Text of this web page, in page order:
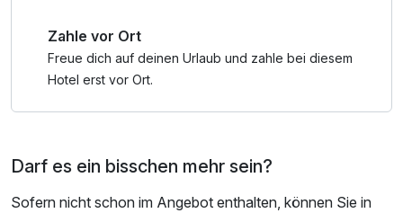
Aber auch beim Radfahren spürt man die reine klare Luft
und kann richtig durchatmen. Dabei ist es ganz egal, in
welchem Tempo Sie den Harz und seine mystischen
Zahle vor Ort
Freue dich auf deinen Urlaub und zahle bei diesem
Hotel erst vor Ort.
Darf es ein bisschen mehr sein?
Sofern nicht schon im Angebot enthalten, können Sie in